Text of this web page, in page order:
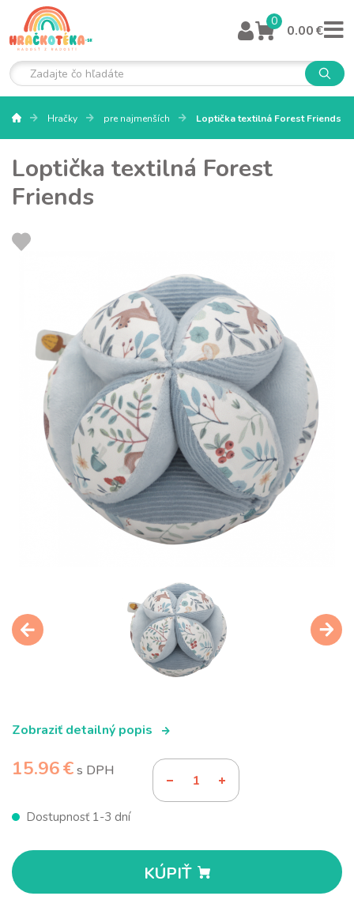
0
0.00 €
Hračky pre najmenších Loptička textilná Forest Friends
Loptička textilná Forest
Friends
Zobraziť detailný popis
15.96 €s DPH
Dostupnosť 1-3 dní
KÚPIŤ